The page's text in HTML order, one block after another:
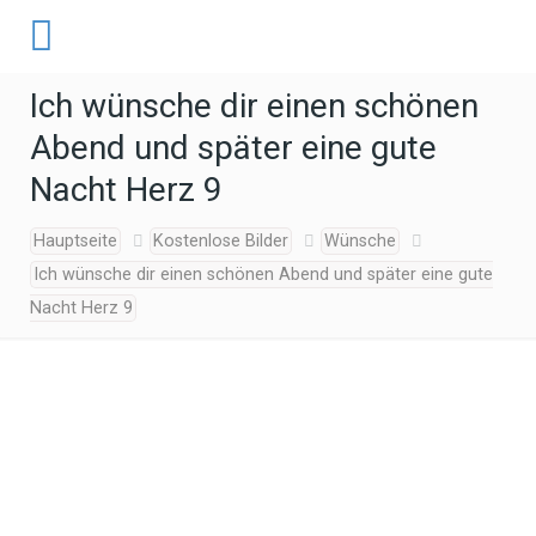
Ich wünsche dir einen schönen
Abend und später eine gute
Nacht Herz 9
Hauptseite Kostenlose Bilder
Wünsche
Ich wünsche dir einen schönen Abend und später eine gute
Nacht Herz 9